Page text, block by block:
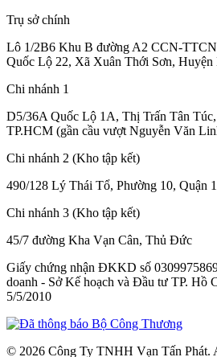
Trụ sở chính
Lô 1/2B6 Khu B đường A2 CCN-
Quốc Lộ 22, Xã Xuân Thới Sơn,
Chi nhánh 1
D5/36A Quốc Lộ 1A, Thị Trấn Tân
TP.HCM (gần cầu vượt Nguyễn Văn
Chi nhánh 2 (Kho tập kết)
490/128 Lý Thái Tổ, Phường 10, Quận
Chi nhánh 3 (Kho tập kết)
45/7 đường Kha Vạn Cân, Thủ Đức
Giấy chứng nhận ĐKKD số
doanh - Sở Kế hoạch và Đầu tư TP. Hồ
5/5/2010
© 2026 Công Ty TNHH Vạn Tấn Phát.